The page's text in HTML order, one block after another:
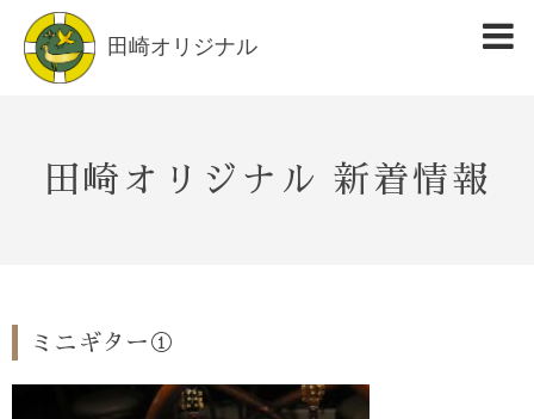
田崎オリジナル
田崎オリジナル 新着情報
ミニギター①